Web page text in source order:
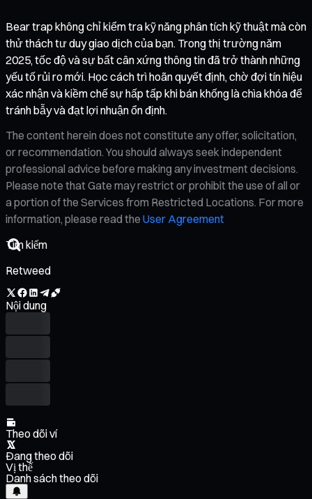
Bear trap không chỉ kiểm tra kỹ năng phân tích kỹ thuật mà còn
thử thách tư duy giao dịch của bạn. Trong thị trường năm
2025, tốc độ và sự bất cân xứng thông tin đã trở thành những
yếu tố rủi ro mới. Học cách trì hoãn quyết định, chờ đợi tín hiệu
xác nhận và kiềm chế sự hấp tấp khi bán khống là chìa khóa để
tránh bẫy và đạt lợi nhuận ổn định.
The content herein does not constitute any offer, solicitation,
or recommendation. You should always seek independent
professional advice before making any investment decisions.
Please note that Gate may restrict or prohibit the use of all or
a portion of the Services from Restricted Locations. For more
information, please read the User Agreement
Retweed
Nội dung
Theo dõi ví
Đang theo dõi
Vị thế
Danh sách theo dõi